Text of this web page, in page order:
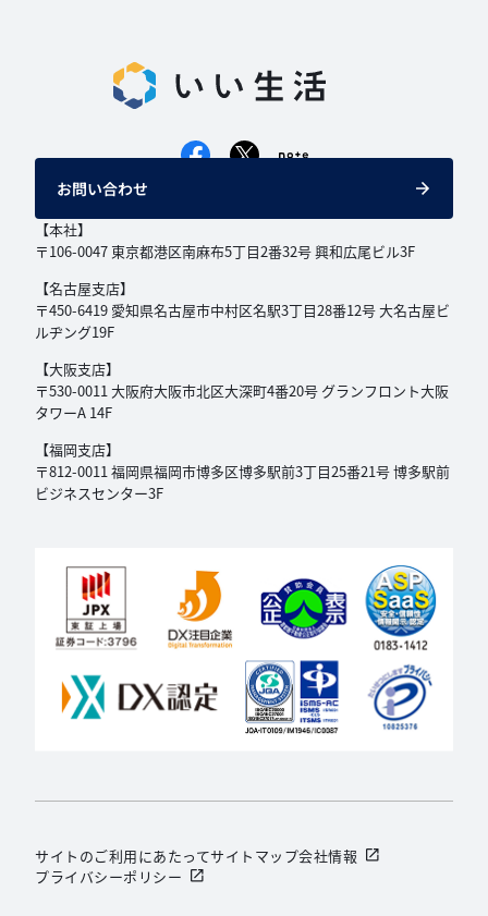
【本社】
〒106-0047 東京都港区南麻布5丁目2番32号興和広尾ビル3F
【名古屋支店】
〒450-6419 愛知県名古屋市中村区名駅3丁目28番12号 大名古屋ビ
ルヂング19F
【大阪支店】
〒530-0011 大阪府大阪市北区大深町4番20号 グランフロント大阪
タワーA 14F
【福岡支店】
〒812-0011 福岡県福岡市博多区博多駅前3丁目25番21号 博多駅前
ビジネスセンター3F
お問い合わせ
サイトのご利用にあたってサイトマップ会社情報
プライバシーポリシー